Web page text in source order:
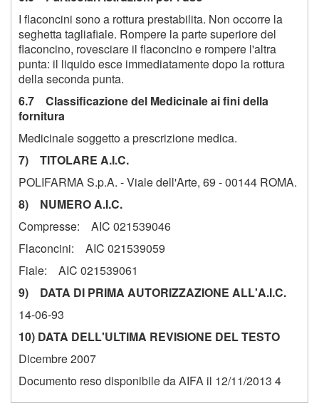
I flaconcini sono a rottura prestabilita. Non occorre la
seghetta tagliafiale. Rompere la parte superiore del
flaconcino, rovesciare il flaconcino e rompere l'altra
punta: il liquido esce immediatamente dopo la rottura
della seconda punta.
6.7 Classificazione del Medicinale ai fini della
fornitura
Medicinale soggetto a prescrizione medica.
7) TITOLARE A.I.C.
POLIFARMA S.p.A. - Viale dell'Arte, 69 - 00144 ROMA.
8) NUMERO A.I.C.
Compresse: AIC 021539046
Flaconcini: AIC 021539059
Fiale: AIC 021539061
9) DATA DI PRIMA AUTORIZZAZIONE ALL'A.I.C.
14-06-93
10) DATA DELL'ULTIMA REVISIONE DEL TESTO
Dicembre 2007
Documento reso disponibile da AIFA il 12/11/2013 4